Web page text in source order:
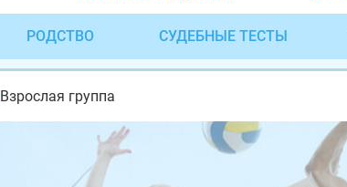
РОДСТВО СУДЕБНЫЕ ТЕСТЫ
Взрослая группа